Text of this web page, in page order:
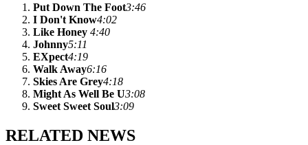
Put Down The Foot3:46
I Don't Know4:02
Like Honey 4:40
Johnny5:11
EXpect4:19
Walk Away6:16
Skies Are Grey4:18
Might As Well Be U3:08
Sweet Sweet Soul3:09
RELATED NEWS